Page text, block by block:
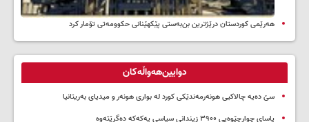
هەرێمی کوردستان درێژترین بن‌بەستی پێکهێنانی حکوومەتی تۆمار کرد
دوایین‌هەواڵەکان
سێ دەیە چالاکیی هونەرمەندێکی کورد لە بواری هونەر و میدیای بەریتانیا
یاسای چوارچێوەیی ۳۹۰۰ زیندانی سیاسی پەکەکە دەگرێتەوە